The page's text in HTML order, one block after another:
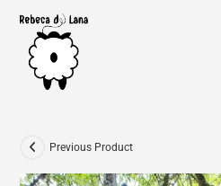
content
Previous Product